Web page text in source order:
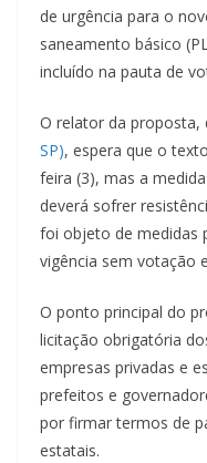
de urgência para o
saneamento básico
incluído na pauta de
O relator da proposta,
SP), espera que o
feira (3), mas a
deverá sofrer
foi objeto de medidas
vigência sem votação
O ponto principal do
licitação obrigatória
empresas privadas e
prefeitos e
por firmar termos de
estatais.